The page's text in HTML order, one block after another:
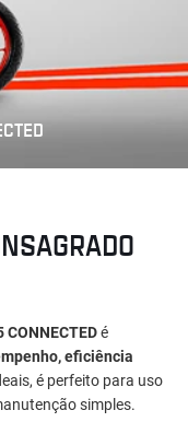
CONNECTEDé
eficiência
é perfeito para uso
simples.